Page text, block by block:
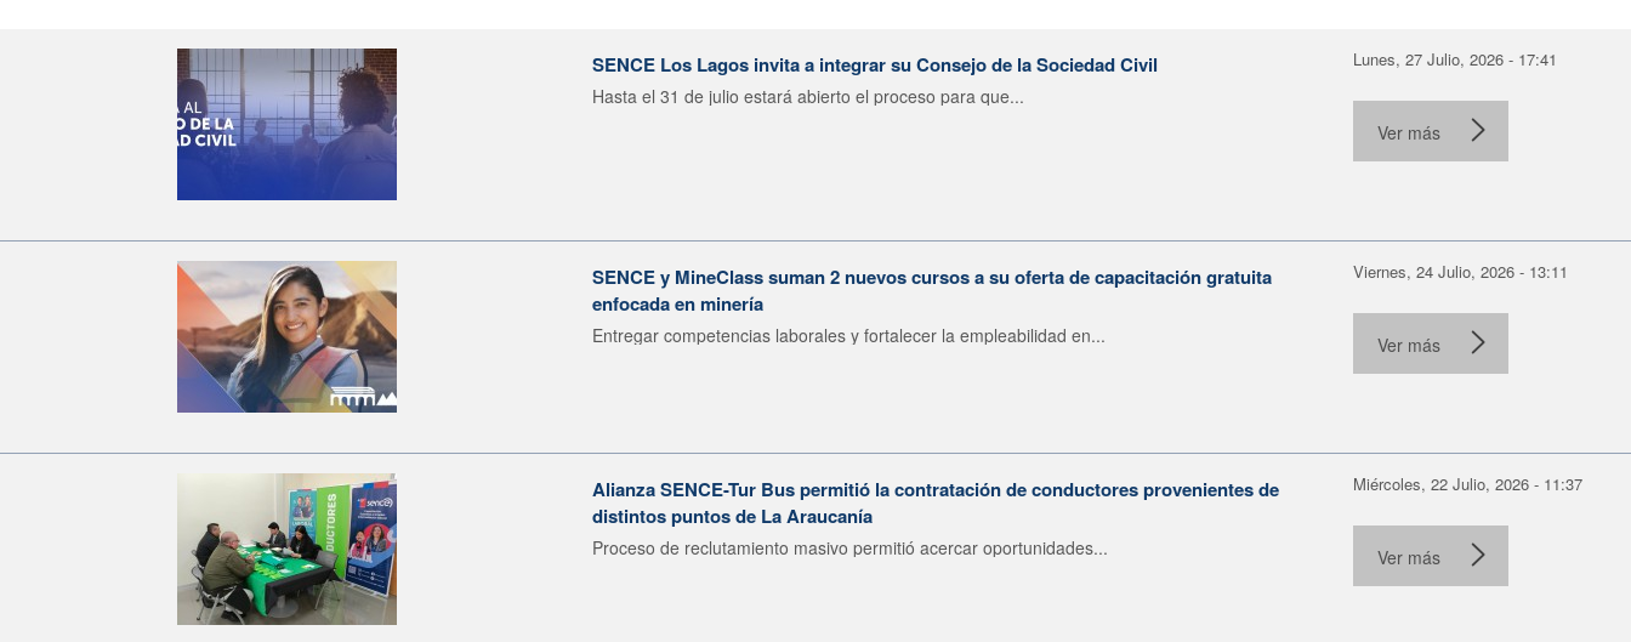
SENCE Los Lagos invita a integrar su Consejo de la Sociedad Civil
Hasta el 31 de julio estará abierto el proceso para que...
Lunes, 27 Julio, 2026 - 17:41
Ver más
SENCE y MineClass suman 2 nuevos cursos a su oferta de capacitación gratuita
enfocada en minería
Entregar competencias laborales y fortalecer la empleabilidad en...
Viernes, 24 Julio, 2026 - 13:11
Ver más
Alianza SENCE-Tur Bus permitió la contratación de conductores provenientes de
distintos puntos de La Araucanía
Proceso de reclutamiento masivo permitió acercar oportunidades...
Miércoles, 22 Julio, 2026 - 11:37
Ver más